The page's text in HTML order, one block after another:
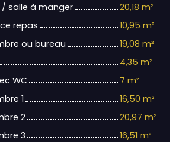
salle à manger
20,18 m²
repas
10,95 m²
ou bureau
19,08 m²
4,35 m²
WC
7 m²
1
16,50 m²
2
20,97 m²
3
16,51 m²